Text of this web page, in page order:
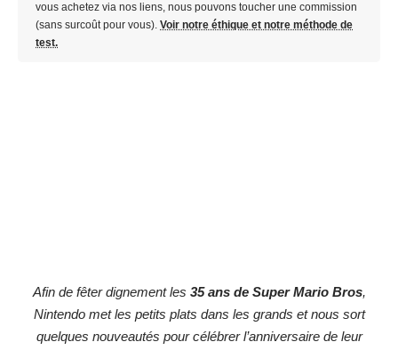
vous achetez via nos liens, nous pouvons toucher une commission
(sans surcoût pour vous). Voir notre éthique et notre méthode de
test.
Afin de fêter dignement les 35 ans de Super Mario Bros,
Nintendo met les petits plats dans les grands et nous sort
quelques nouveautés pour célébrer l’anniversaire de leur